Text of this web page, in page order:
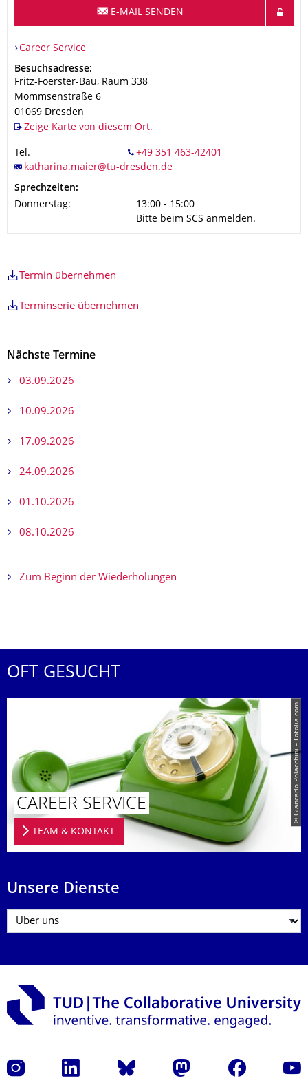
E-MAIL SENDEN
Organisationsname
Career Service
Career Service
Adresse
Besuchsadresse:
Fritz-Foerster-Bau, Raum 338
Mommsenstraße 6
01069 Dresden
Zeige Karte von diesem Ort.
Tel.
Sprechzeiten:
Donnerstag:
13:00 - 15:00
Bitte beim SCS anmelden.
Termin übernehmen
Terminserie übernehmen
Nächste Termine
03.09.2026
10.09.2026
17.09.2026
24.09.2026
01.10.2026
08.10.2026
Zum Beginn der Wiederholungen
OFT GESUCHT
© Giancarlo Polacchini – Fotolia.com
CAREER SERVICE
TEAM & KONTAKT
Unsere Dienste
Instagram LinkedIn Bluesky Mastodon Facebook